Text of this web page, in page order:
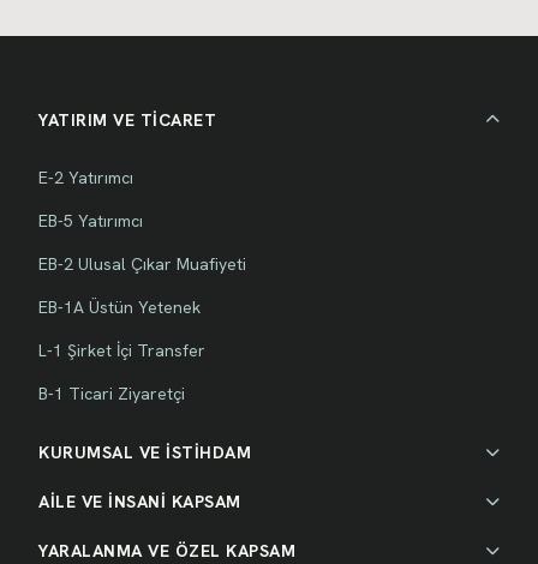
YATIRIM VE TİCARET
E-2 Yatırımcı
EB-5 Yatırımcı
EB-2 Ulusal Çıkar Muafiyeti
EB-1A Üstün Yetenek
L-1 Şirket İçi Transfer
B-1 Ticari Ziyaretçi
KURUMSAL VE İSTİHDAM
AİLE VE İNSANİ KAPSAM
YARALANMA VE ÖZEL KAPSAM